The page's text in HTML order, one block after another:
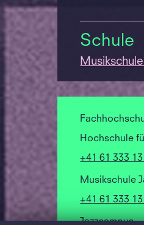
Schule
Musikschule
Hochschule
+41 61 333 13
Musikschule
+41 61 333
Jazzcampus